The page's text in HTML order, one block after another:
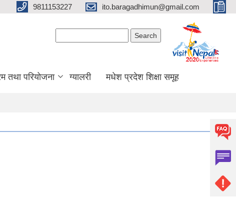
9811153227 ito.baragadhimun@gmail.com
तथा परियोजना ग्यालरी मधेश प्रदेश शिक्षा समूह